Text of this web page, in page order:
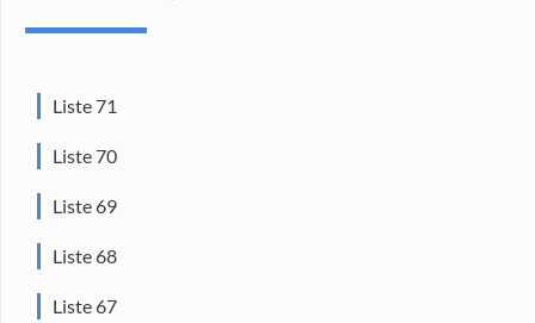
Liste 71
Liste 70
Liste 69
Liste 68
Liste 67